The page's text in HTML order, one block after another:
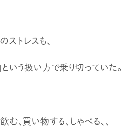
ストレスも、
という扱い方で乗り切っていた。
む、買い物する、しゃべる、、